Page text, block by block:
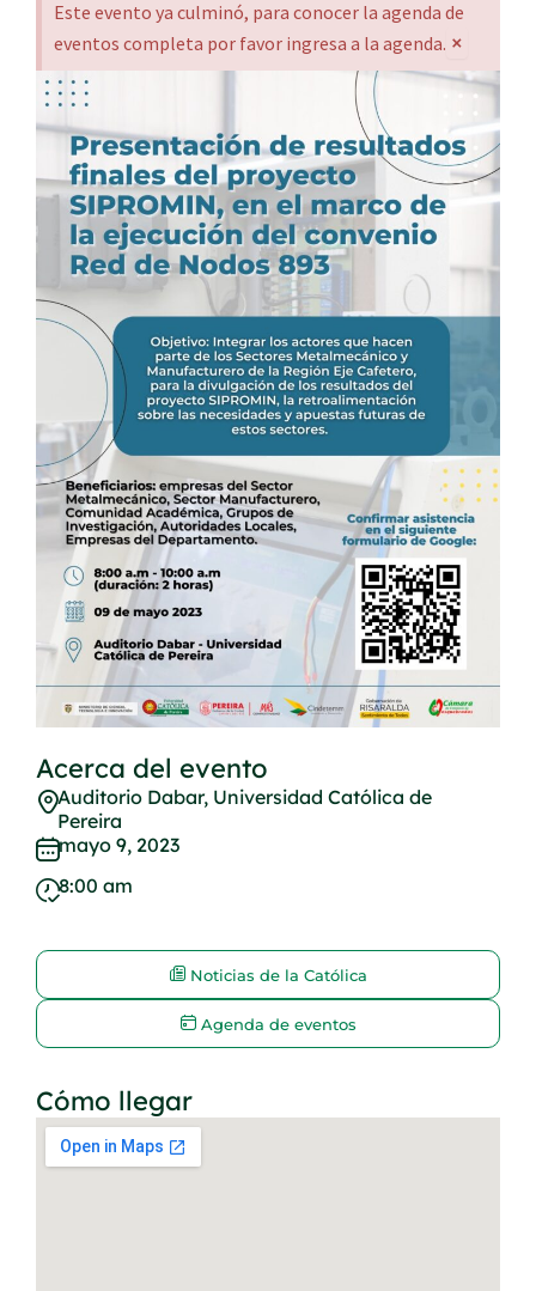
Este evento ya culminó, para conocer la agenda de
eventos completa por favor ingresa a la agenda. ×
Acerca del evento
Auditorio Dabar, Universidad Católica de
Pereira
mayo 9, 2023
8:00 am
Noticias de la Católica
Agenda de eventos
Cómo llegar